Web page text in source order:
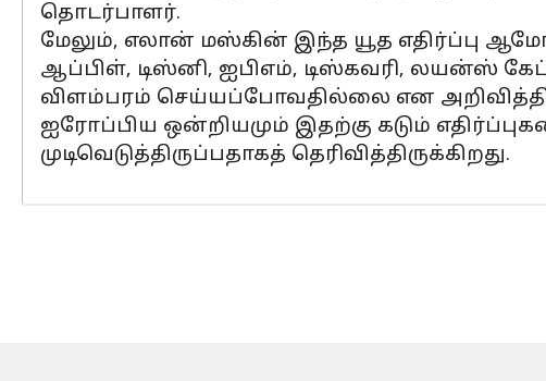
தொடர்பாளர்.
மேலும், எலான் மஸ்கின் இந்த யூத எதிர்ப்பு
ஆப்பிள், டிஸ்னி, ஐபிஎம், டிஸ்கவரி, லயன்ஸ்
விளம்பரம் செய்யப்போவதில்லை என
ஐரோப்பிய ஒன்றியமும் இதற்கு கடும்
முடிவெடுத்திருப்பதாகத் தெரிவித்திருக்கிறது.